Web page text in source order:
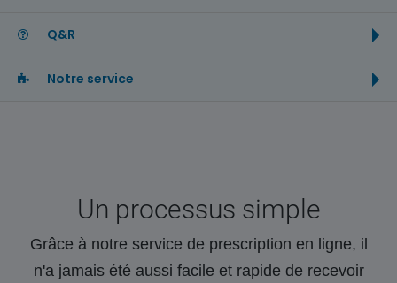
Q&R
Notre service
Un processus simple
Grâce à notre service de prescription en ligne, il
n'a jamais été aussi facile et rapide de recevoir